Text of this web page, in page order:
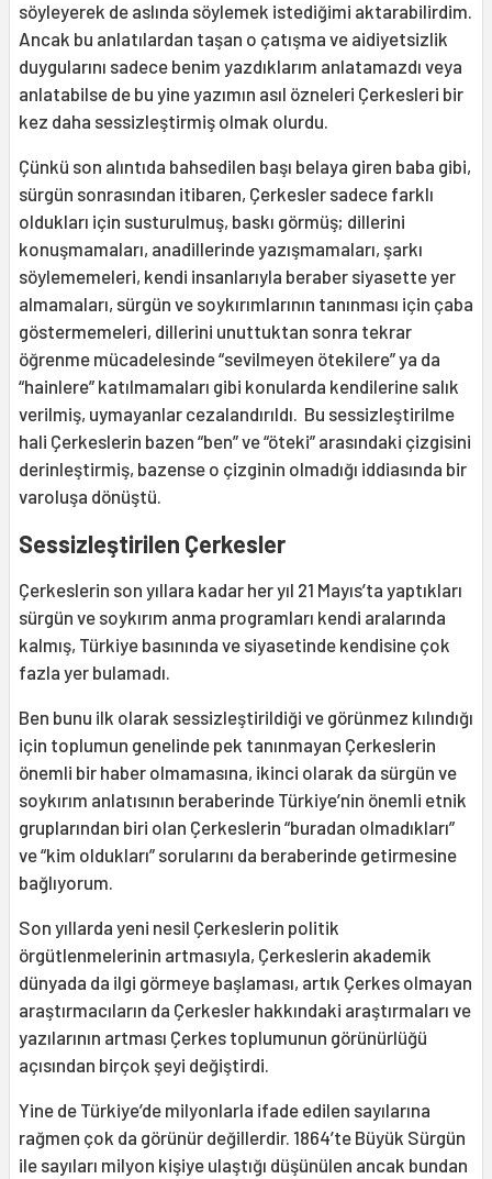
söyleyerek de aslında söylemek istediğimi aktarabilirdim.
Ancak bu anlatılardan taşan o çatışma ve aidiyetsizlik
duygularını sadece benim yazdıklarım anlatamazdı veya
anlatabilse de bu yine yazımın asıl özneleri Çerkesleri bir
kez daha sessizleştirmiş olmak olurdu.
Çünkü son alıntıda bahsedilen başı belaya giren baba gibi,
sürgün sonrasından itibaren, Çerkesler sadece farklı
oldukları için susturulmuş, baskı görmüş; dillerini
konuşmamaları, anadillerinde yazışmamaları, şarkı
söylememeleri, kendi insanlarıyla beraber siyasette yer
almamaları, sürgün ve soykırımlarının tanınması için çaba
göstermemeleri, dillerini unuttuktan sonra tekrar
öğrenme mücadelesinde “sevilmeyen ötekilere” ya da
“hainlere” katılmamaları gibi konularda kendilerine salık
verilmiş, uymayanlar cezalandırıldı. Bu sessizleştirilme
hali Çerkeslerin bazen “ben” ve “öteki” arasındaki çizgisini
derinleştirmiş, bazense o çizginin olmadığı iddiasında bir
varoluşa dönüştü.
Sessizleştirilen Çerkesler
Çerkeslerin son yıllara kadar her yıl 21 Mayıs’ta yaptıkları
sürgün ve soykırım anma programları kendi aralarında
kalmış, Türkiye basınında ve siyasetinde kendisine çok
fazla yer bulamadı.
Ben bunu ilk olarak sessizleştirildiği ve görünmez kılındığı
için toplumun genelinde pek tanınmayan Çerkeslerin
önemli bir haber olmamasına, ikinci olarak da sürgün ve
soykırım anlatısının beraberinde Türkiye’nin önemli etnik
gruplarından biri olan Çerkeslerin “buradan olmadıkları”
ve “kim oldukları” sorularını da beraberinde getirmesine
bağlıyorum.
Son yıllarda yeni nesil Çerkeslerin politik
örgütlenmelerinin artmasıyla, Çerkeslerin akademik
dünyada da ilgi görmeye başlaması, artık Çerkes olmayan
araştırmacıların da Çerkesler hakkındaki araştırmaları ve
yazılarının artması Çerkes toplumunun görünürlüğü
açısından birçok şeyi değiştirdi.
Yine de Türkiye’de milyonlarla ifade edilen sayılarına
rağmen çok da görünür değillerdir. 1864’te Büyük Sürgün
ile sayıları milyon kişiye ulaştığı düşünülen ancak bundan